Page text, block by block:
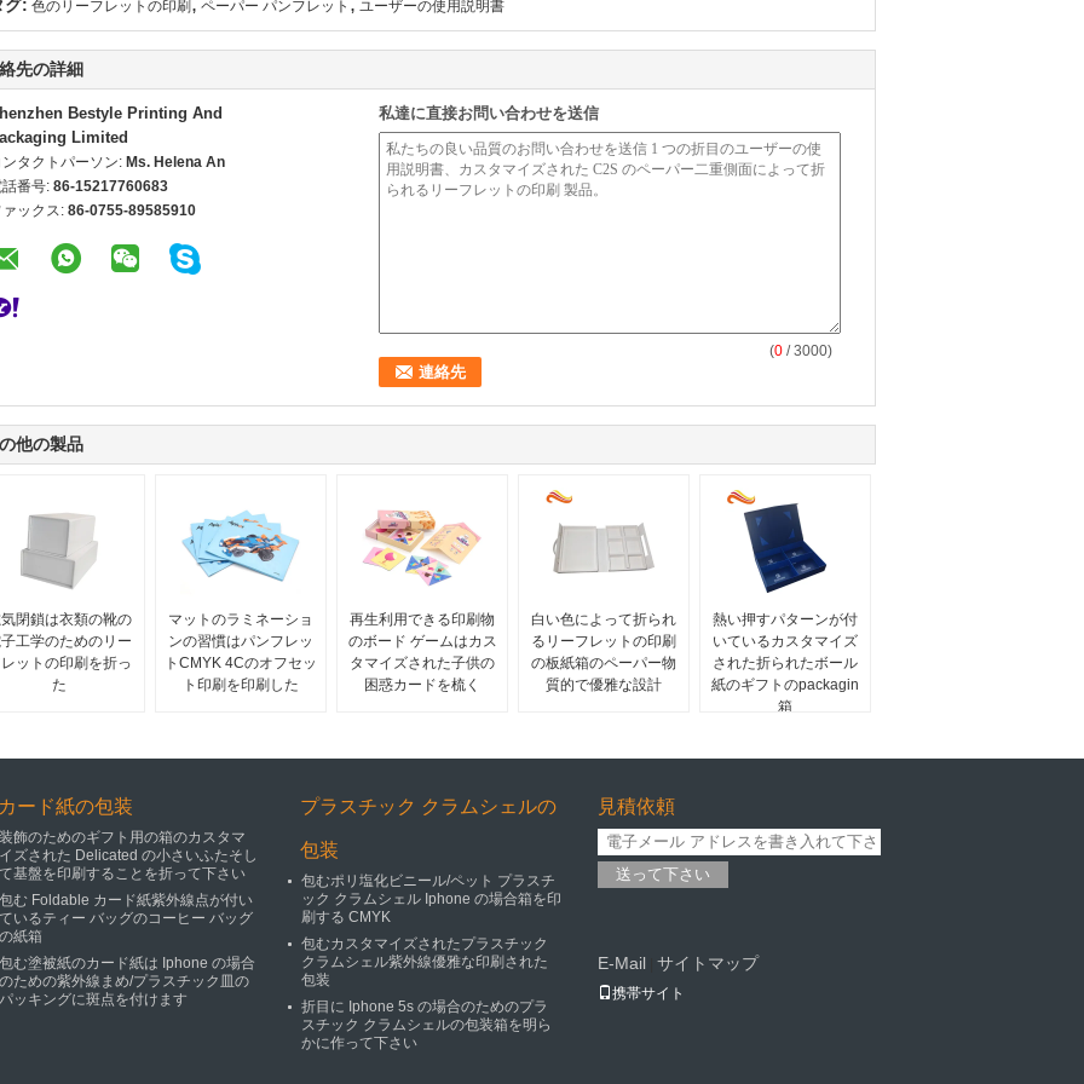
グ: 色のリーフレットの印刷 ペーパー パンフレット ユーザーの使用説明書
先の詳細
Bestyle Printing And
Limited
ンタクトパーソン: Ms. Helena An
話番号: 86-15217760683
ァックス: 86-0755-89585910
私達に直接お問い合わせを送信
(0 / 3000)
他の製品
閉鎖は衣類の靴の
工学のためのリー
ットの印刷を折っ
た
マットのラミネーショ
ンの習慣はパンフレッ
トCMYK 4Cのオフセッ
ト印刷を印刷した
再生利用できる印刷物
のボード ゲームはカス
タマイズされた子供の
困惑カードを梳く
白い色によって折られ
るリーフレットの印刷
の板紙箱のペーパー物
質的で優雅な設計
熱い押すパターンが付
いているカスタマイズ
された折られたボール
紙のギフトのpackagin
箱
カード紙の包装
装飾のためのギフト用の箱のカスタマ
イズされた Delicated の小さいふたそし
て基盤を印刷することを折って下さい
包む Foldable カード紙紫外線点が付い
ているティー バッグのコーヒー バッグ
の紙箱
包む塗被紙のカード紙は Iphone の場合
のための紫外線まめ/プラスチック皿の
パッキングに斑点を付けます
プラスチック クラムシェルの
包装
包むポリ塩化ビニール/ペット プラスチ
ック クラムシェル Iphone の場合箱を印
刷する CMYK
包むカスタマイズされたプラスチック
クラムシェル紫外線優雅な印刷された
包装
折目に Iphone 5s の場合のためのプラ
スチック クラムシェルの包装箱を明ら
かに作って下さい
見積依頼
送って下さい
E-Mail サイトマップ
携帯サイト